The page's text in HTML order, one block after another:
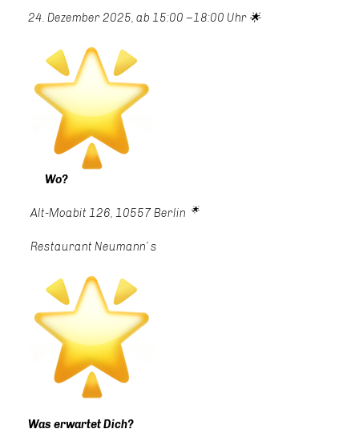
24. Dezember 2025, ab 15:00 –18:00 Uhr 🌟
Wo?
Alt-Moabit 126, 10557 Berlin 🌟
Restaurant Neumann’ s
Was erwartet Dich?